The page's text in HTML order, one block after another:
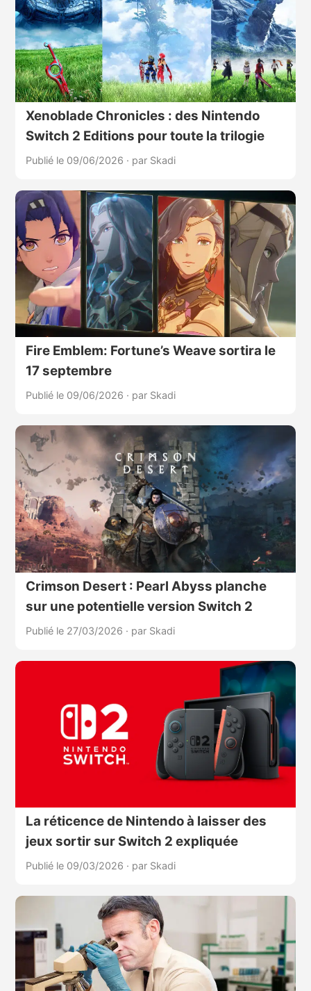
Xenoblade Chronicles : des Nintendo
Switch 2 Editions pour toute la trilogie
Publié le 09/06/2026 · par Skadi
Fire Emblem: Fortune’s Weave sortira le
17 septembre
Publié le 09/06/2026 · par Skadi
Crimson Desert : Pearl Abyss planche
sur une potentielle version Switch 2
Publié le 27/03/2026 · par Skadi
La réticence de Nintendo à laisser des
jeux sortir sur Switch 2 expliquée
Publié le 09/03/2026 · par Skadi